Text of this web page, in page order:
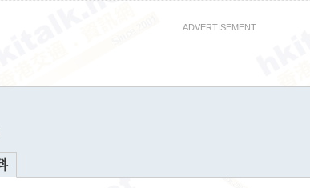
ADVERTISEMENT